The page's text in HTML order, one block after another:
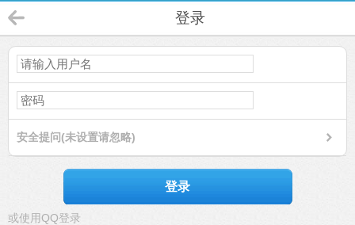
登录
安全提问(未设置请忽略)
登录
或使用QQ登录